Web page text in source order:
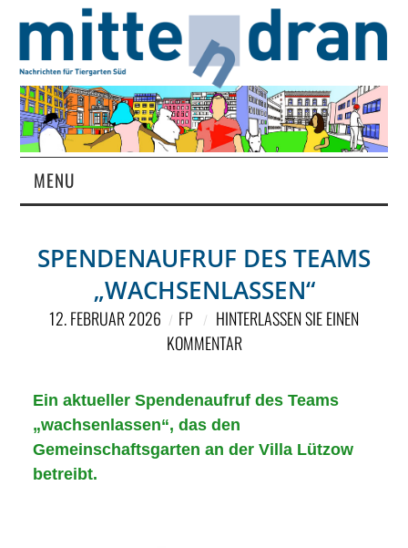
MENU
MAGAZIN
ÜBER UNS
NETZWERK
SPONSORING
SPENDENAUFRUF DES TEAMS
„WACHSENLASSEN“
12. FEBRUAR 2026 FP
HINTERLASSEN SIE EINEN
KOMMENTAR
Ein aktueller Spendenaufruf des Teams
„wachsenlassen“, das den
Gemeinschaftsgarten an der Villa Lützow
betreibt.